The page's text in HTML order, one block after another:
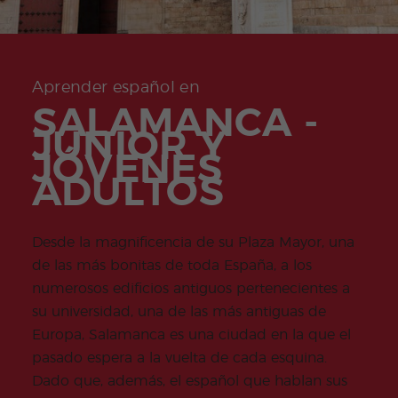
Valen
de Turismo
examen
COCM10 de
Sanidad
Progr
ama
ama
Progr
ama
Progr
ama
Progr
ama
de
Navid
ad
Progr
para
Grup
dade
s
amas
Junio
Jóven
Medi
de
Certif
icad
Empl
eo
Aprender español en
SALAMANCA -
JUNIOR Y
JÓVENES
ADULTOS
Desde la magnificencia de su Plaza Mayor, una
de las más bonitas de toda España, a los
numerosos edificios antiguos pertenecientes a
su universidad, una de las más antiguas de
Europa, Salamanca es una ciudad en la que el
pasado espera a la vuelta de cada esquina.
Dado que, además, el español que hablan sus